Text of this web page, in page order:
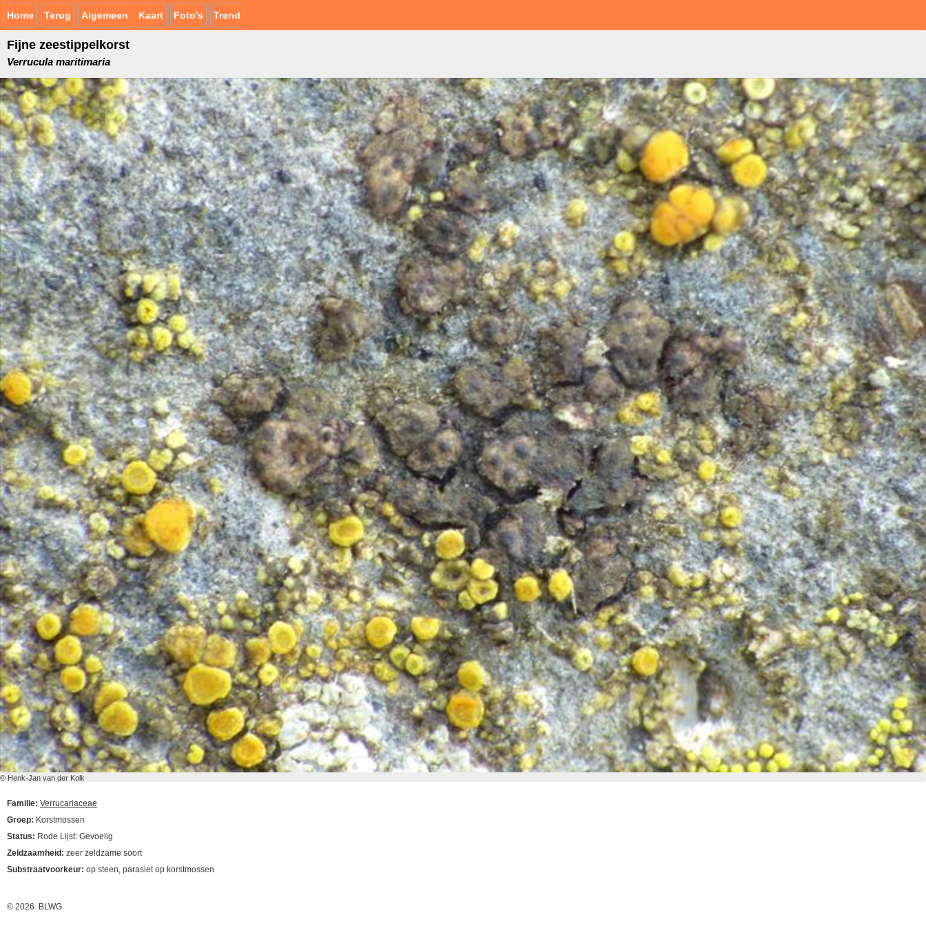
Home Terug Algemeen Kaart Foto's Trend
Fijne zeestippelkorst
Verrucula maritimaria
© Henk-Jan van der Kolk
Familie: Verrucariaceae
Groep: Korstmossen
Status: Rode Lijst: Gevoelig
Zeldzaamheid: zeer zeldzame soort
Substraatvoorkeur: op steen, parasiet op korstmossen
© 2026 BLWG